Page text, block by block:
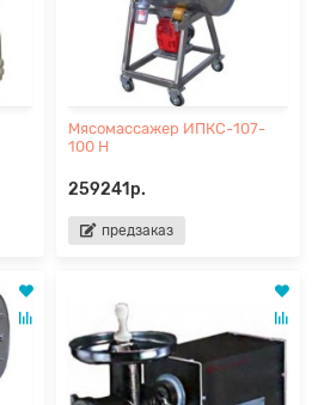
Мясомассажер ИПКС-107-
100 Н
259241р.
предзаказ